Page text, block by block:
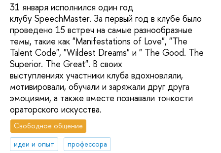
31 января исполнился один год
клубу SpeechMaster. За первый год в клубе было
проведено 15 встреч на самые разнообразные
темы, такие как "Manifestations of Love", "The
Talent Code", "Wildest Dreams" и " The Good. The
Superior. The Great". В своих
выступлениях участники клуба вдохновляли,
мотивировали, обучали и заряжали друг друга
эмоциями, а также вместе познавали тонкости
ораторского искусства.
Свободное общение
идеи и опыт
профессора